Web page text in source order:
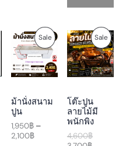
E E
SaleP
R
O
D
ม้านั่งสนาม
ปูน
1,950฿ –
2,100฿
P
r
i
c
e
n
e
:
SaleP
R
O
โต๊ะปูน
ลายไม้มี
พนักพิง
4,600฿
O
r
i
g
i
l
p
r
i
c
C
u
r
r
e
p
r
i
c
e